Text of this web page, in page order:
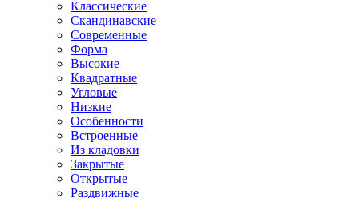
Классические
Скандинавские
Современные
Форма
Высокие
Квадратные
Угловые
Низкие
Особенности
Встроенные
Из кладовки
Закрытые
Открытые
Раздвижные